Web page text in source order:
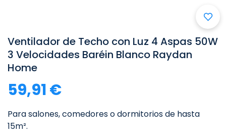
Ventilador de Techo con Luz 4 Aspas 50W
3 Velocidades Baréin Blanco Raydan
Home
59,91 €
Para salones, comedores o dormitorios de hasta
15m².